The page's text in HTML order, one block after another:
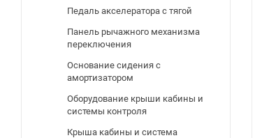
Педаль акселератора с тягой
Панель рычажного механизма
переключения
Основание сидения с
амортизатором
Оборудование крыши кабины и
системы контроля
Крыша кабины и система